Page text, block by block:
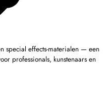
special effects-materialen — een
professionals, kunstenaars en